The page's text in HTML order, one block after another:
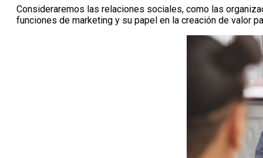
Consideraremos las relaciones sociales, como las
funciones de marketing y su papel en la creación de valor